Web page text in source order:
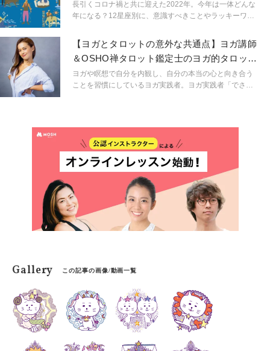
快適に過ごすコツ
長引くコロナ禍と共に迎えた2022年。今年は一体どんな
年になる？12星座別に、意識すべきことやラッキーワー
【ヨガとタロットの意外な共通点】ヨガ講師
＆OSHO禅タロット鑑定士のヨガ的タロット
活用術とは？
ヨガや瞑想で自分を内観し、自分の本当の心と向き合う
ことを習慣にしているヨガ実践者。ヨガ実践者「でさ
てしまうことは少なくありません。そんな迷えるヨギ
ー・ヨギーニに向けて、自分の心と向き合うこと、そし
て自分を知ってくことを、ヨガと占いという２つのツー
ルを活用して伝えているIKUMIさんにお話を伺いまし
た。
Gallery この記事の画像/動画一覧